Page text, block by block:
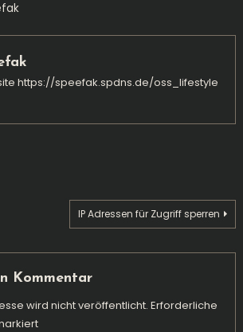
https://speefak.spdns.de/oss_lifestyle
IP Adressen für Zugriff sperren
Kommentar
wird nicht veröffentlicht. Erforderliche